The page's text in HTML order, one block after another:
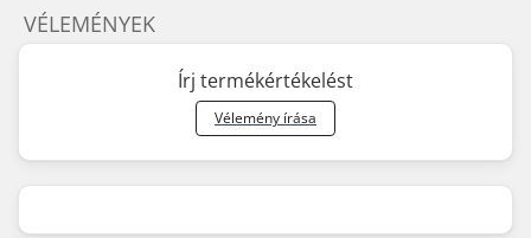
VÉLEMÉNYEK
Írj termékértékelést
Vélemény írása